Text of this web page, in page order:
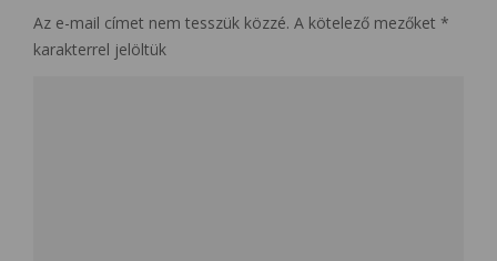
Az e-mail címet nem tesszük közzé. A kötelező mezőket *
karakterrel jelöltük